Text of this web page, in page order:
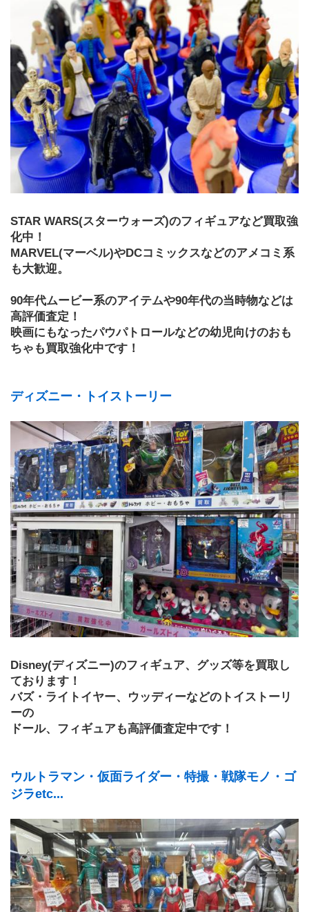
STAR WARS(スターウォーズ)のフィギュアなど買取強
化中！
MARVEL(マーベル)やDCコミックスなどのアメコミ系
も大歓迎。
90年代ムービー系のアイテムや90年代の当時物などは
高評価査定！
映画にもなったパウパトロールなどの幼児向けのおも
ちゃも買取強化中です！
ディズニー・トイストーリー
Disney(ディズニー)のフィギュア、グッズ等を買取し
ております！
バズ・ライトイヤー、ウッディーなどのトイストーリ
ーの
ドール、フィギュアも高評価査定中です！
ウルトラマン・仮面ライダー・特撮・戦隊モノ・ゴ
ジラetc...